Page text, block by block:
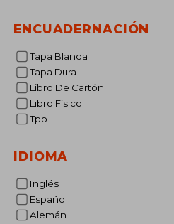
ENCUADERNACIÓN
Tapa Blanda
Tapa Dura
Libro De Cartón
Libro Físico
Tpb
IDIOMA
Inglés
Español
Alemán